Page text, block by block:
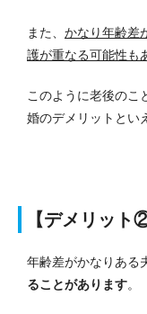
また、 かなり年齢差
護が重なる可能性も
このように老後のこ
婚のデメリットとい
【デメリッ
年齢差がかなりある
ることがあります。